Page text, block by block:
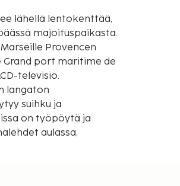
lähellä lentokenttää,
majoituspaikasta.
Provencen
Grand port maritime de
televisio.
langaton
suihku ja
on työpöytä ja